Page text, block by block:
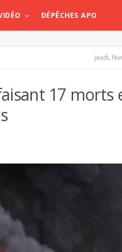
DÉPÊCHES APO
jeudi,
17 morts